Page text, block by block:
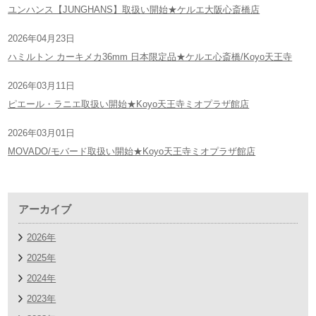
ユンハンス【JUNGHANS】取扱い開始★ケルエ大阪心斎橋店
2026年04月23日
ハミルトン カーキメカ36mm 日本限定品★ケルエ心斎橋/Koyo天王寺
2026年03月11日
ピエール・ラニエ取扱い開始★Koyo天王寺ミオプラザ館店
2026年03月01日
MOVADO/モバード取扱い開始★Koyo天王寺ミオプラザ館店
アーカイブ
2026年
2025年
2024年
2023年